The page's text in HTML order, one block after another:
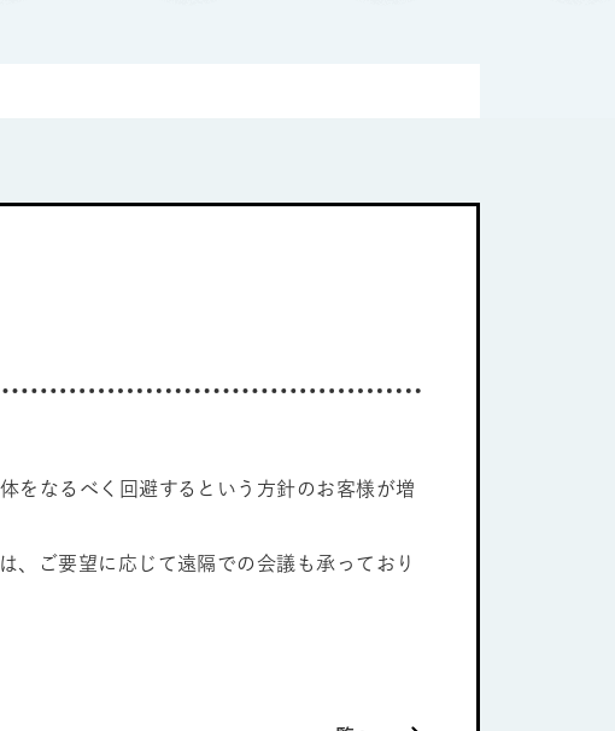
をなるべく回避するという方針のお客様が増
、ご要望に応じて遠隔での会議も承っており